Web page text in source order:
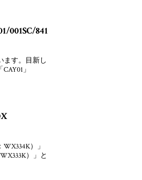
001SC/841
ます。目新し
」
）」
）」と